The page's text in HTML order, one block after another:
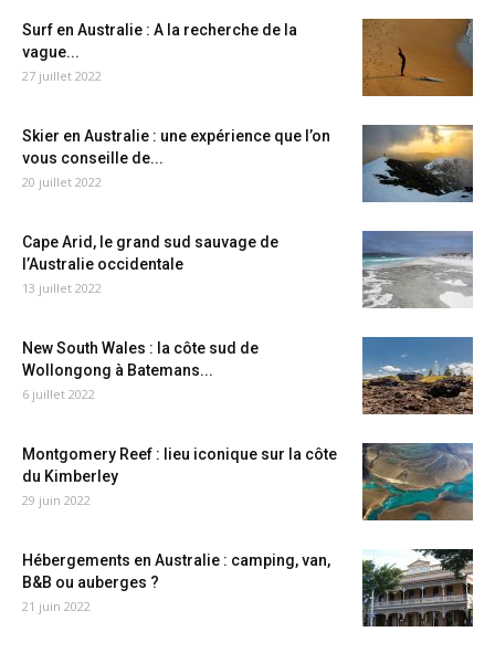
Surf en Australie : A la recherche de la
vague...
27 juillet 2022
Skier en Australie : une expérience que l’on
vous conseille de...
20 juillet 2022
Cape Arid, le grand sud sauvage de
l’Australie occidentale
13 juillet 2022
New South Wales : la côte sud de
Wollongong à Batemans...
6 juillet 2022
Montgomery Reef : lieu iconique sur la côte
du Kimberley
29 juin 2022
Hébergements en Australie : camping, van,
B&B ou auberges ?
21 juin 2022